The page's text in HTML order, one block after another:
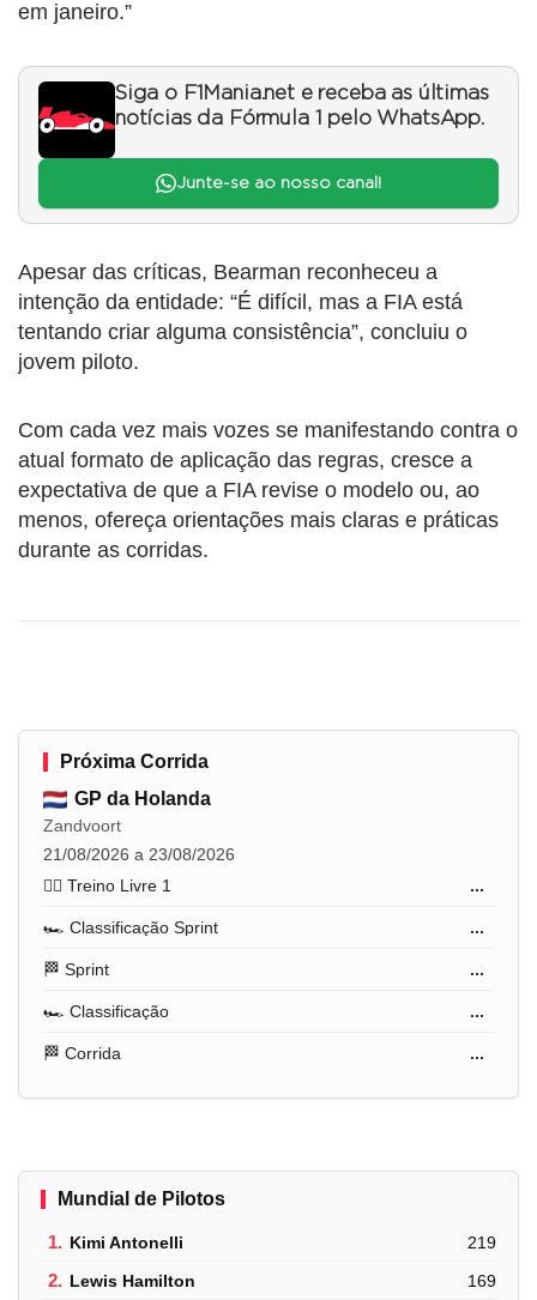
em janeiro.”
Siga o F1Mania.net e receba as últimas
notícias da Fórmula 1 pelo WhatsApp.
Junte-se ao nosso canal!
Apesar das críticas, Bearman reconheceu a
intenção da entidade: “É difícil, mas a FIA está
tentando criar alguma consistência”, concluiu o
jovem piloto.
Com cada vez mais vozes se manifestando contra o
atual formato de aplicação das regras, cresce a
expectativa de que a FIA revise o modelo ou, ao
menos, ofereça orientações mais claras e práticas
durante as corridas.
Próxima Corrida
GP da Holanda
Zandvoort
21/08/2026 a 23/08/2026
🏋️‍♂️ Treino Livre 1
...
🏎️ Classificação Sprint ...
🏁 Sprint ...
🏎️ Classificação ...
🏁 Corrida ...
Mundial de Pilotos
1. Kimi Antonelli 219
2. Lewis Hamilton 169